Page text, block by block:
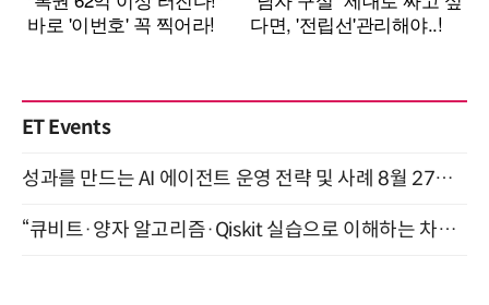
ET Events
성과를 만드는 AI 에이전트 운영 전략 및 사례 8월 27일 개최
“큐비트·양자 알고리즘·Qiskit 실습으로 이해하는 차세대 컴퓨팅” (8/28)